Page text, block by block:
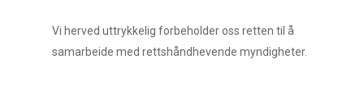
Vi herved uttrykkelig forbeholder oss retten til å
samarbeide med rettshåndhevende myndigheter.